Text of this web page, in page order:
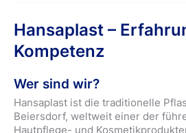
Hansaplast –
Kompetenz
Wer sind wir?
Hansaplast ist die traditionelle
Beiersdorf, weltweit einer der
Hautpflege- und